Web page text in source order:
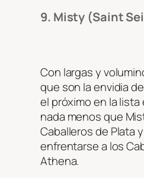
9. Misty (Saint
Con largas y
que son la envidia
el próximo en la lista
nada menos que
Caballeros de Plata
enfrentarse a los
Athena.